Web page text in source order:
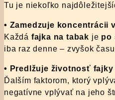
Tu je niekoľko
• Zamedzuje koncentrácii
Každá fajka na tabak je po
iba raz denne – zvyšok
• Predlžuje životnosť fajky
Ďalším faktorom, ktorý
negatívne vplývať na jeho